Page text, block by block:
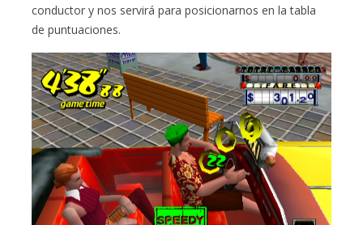
conductor y nos servirá para posicionarnos en la tabla
de puntuaciones.